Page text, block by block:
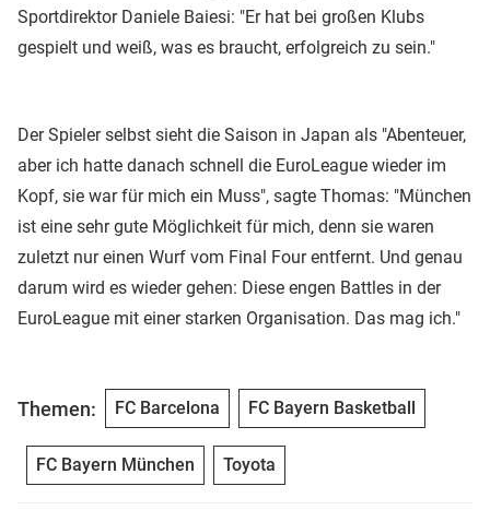
Sportdirektor Daniele Baiesi: "Er hat bei großen Klubs
gespielt und weiß, was es braucht, erfolgreich zu sein."
Der Spieler selbst sieht die Saison in Japan als "Abenteuer,
aber ich hatte danach schnell die EuroLeague wieder im
Kopf, sie war für mich ein Muss", sagte Thomas: "München
ist eine sehr gute Möglichkeit für mich, denn sie waren
zuletzt nur einen Wurf vom Final Four entfernt. Und genau
darum wird es wieder gehen: Diese engen Battles in der
EuroLeague mit einer starken Organisation. Das mag ich."
Themen: FC Barcelona FC Bayern Basketball
FC Bayern München Toyota